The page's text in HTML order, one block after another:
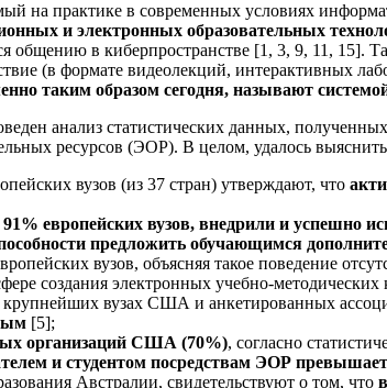
на практике в современных условиях
и электронных образовательных
общению в киберпространстве [1, 3, 9, 11,
(в формате видеолекций, интерактивных
таким образом сегодня, называют
анализ статистических данных,
ресурсов (ЭОР). В целом, удалось
вузов (из 37 стран) утверждают, что
91% европейских вузов, внедрили и успешно
предложить обучающимся
вузов, объясняя такое поведение
создания электронных учебно-
вузах США и анкетированных
[5];
организаций США (70%), согласно
и студентом посредствам ЭОР
Австралии, свидетельствуют о том, что